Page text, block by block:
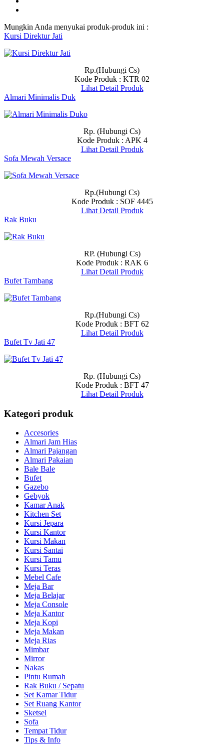
Mungkin Anda menyukai produk-produk ini :
Kursi Direktur Jati
Rp.(Hubungi Cs)
Kode Produk : KTR 02
Lihat Detail Produk
Almari Minimalis Duk
Rp. (Hubungi Cs)
Kode Produk : APK 4
Lihat Detail Produk
Sofa Mewah Versace
Rp.(Hubungi Cs)
Kode Produk : SOF 4445
Lihat Detail Produk
Rak Buku
RP. (Hubungi Cs)
Kode Produk : RAK 6
Lihat Detail Produk
Bufet Tambang
Rp.(Hubungi Cs)
Kode Produk : BFT 62
Lihat Detail Produk
Bufet Tv Jati 47
Rp. (Hubungi Cs)
Kode Produk : BFT 47
Lihat Detail Produk
Kategori produk
Accesories
Almari Jam Hias
Almari Pajangan
Almari Pakaian
Bale Bale
Bufet
Gazebo
Gebyok
Kamar Anak
Kitchen Set
Kursi Jepara
Kursi Kantor
Kursi Makan
Kursi Santai
Kursi Tamu
Kursi Teras
Mebel Cafe
Meja Bar
Meja Belajar
Meja Console
Meja Kantor
Meja Kopi
Meja Makan
Meja Rias
Mimbar
Mirror
Nakas
Pintu Rumah
Rak Buku / Sepatu
Set Kamar Tidur
Set Ruang Kantor
Sketsel
Sofa
Tempat Tidur
Tips & Info